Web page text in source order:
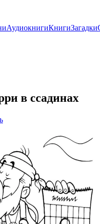
АудиокнигиКнигиЗагадки
в ссадинах